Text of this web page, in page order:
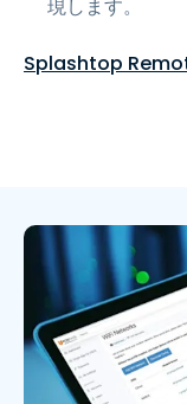
現します。
Splashtop